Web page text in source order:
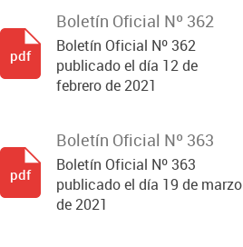
Boletín Oficial Nº 362
Boletín Oficial Nº 362
publicado el día 12 de
febrero de 2021
pdf
Boletín Oficial Nº 363
Boletín Oficial Nº 363
publicado el día 19 de marzo
de 2021
pdf